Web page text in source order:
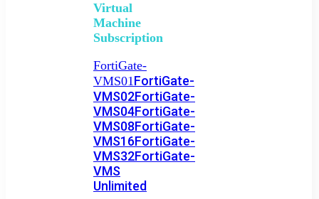
Virtual
Machine
Subscription
FortiGate-
VMS01FortiGate-
VMS02FortiGate-
VMS04FortiGate-
VMS08FortiGate-
VMS16FortiGate-
VMS32FortiGate-
VMS
Unlimited